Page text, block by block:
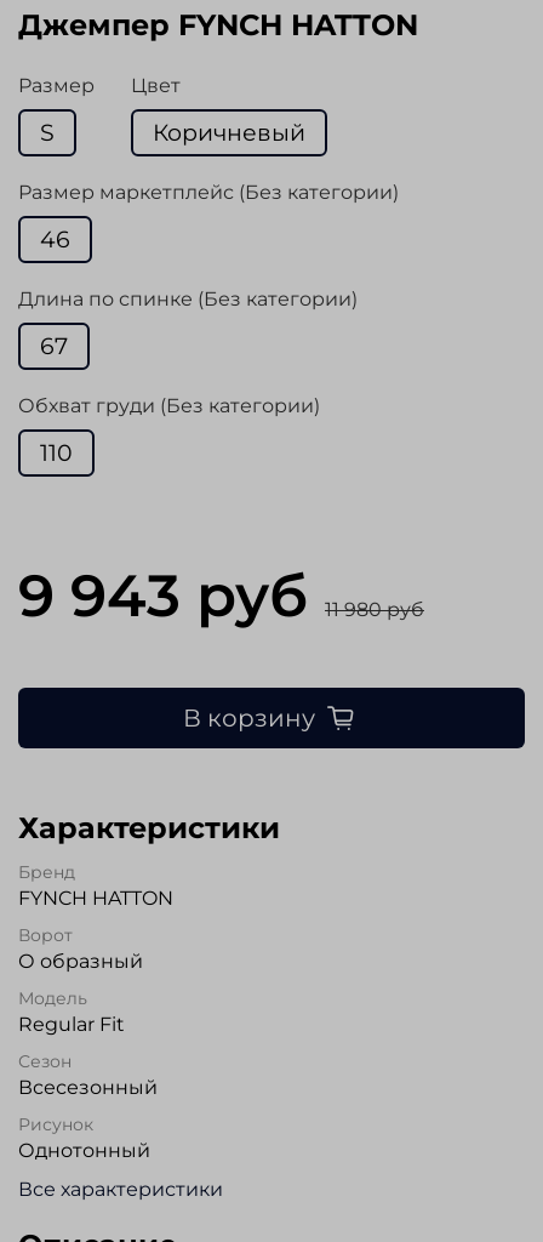
Джемпер FYNCH HATTON
Размер
S
Цвет
Коричневый
Размер маркетплейс (Без категории)
46
Длина по спинке (Без категории)
67
Обхват груди (Без категории)
110
9 943 руб 11 980 руб
В корзину
Характеристики
Бренд
FYNCH HATTON
Ворот
О образный
Модель
Regular Fit
Сезон
Всесезонный
Рисунок
Однотонный
Все характеристики